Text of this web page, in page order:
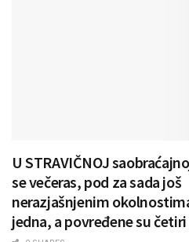
U STRAVIČNOJ
se večeras, pod za sada još
nerazjašnjenim
jedna, a povređene su